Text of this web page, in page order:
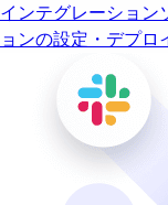
インテグレーション
ョンの設定・デプロ